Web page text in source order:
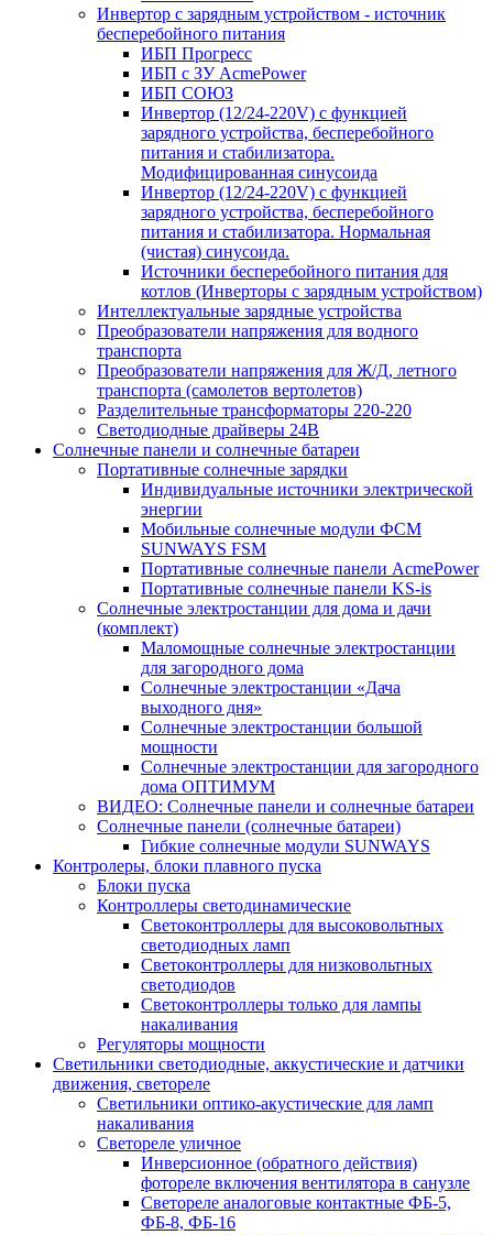
Инвертор с зарядным устройством - источник
бесперебойного питания
ИБП Прогресс
ИБП с ЗУ AcmePower
ИБП СОЮЗ
Инвертор (12/24-220V) с функцией
зарядного устройства, бесперебойного
питания и стабилизатора.
Модифицированная синусоида
Инвертор (12/24-220V) с функцией
зарядного устройства, бесперебойного
питания и стабилизатора. Нормальная
(чистая) синусоида.
Источники бесперебойного питания для
котлов (Инверторы с зарядным устройством)
Интеллектуальные зарядные устройства
Преобразователи напряжения для водного
транспорта
Преобразователи напряжения для Ж/Д, летного
транспорта (самолетов вертолетов)
Разделительные трансформаторы 220-220
Светодиодные драйверы 24В
Солнечные панели и солнечные батареи
Портативные солнечные зарядки
Индивидуальные источники электрической
энергии
Мобильные солнечные модули ФСМ
SUNWAYS FSM
Портативные солнечные панели AcmePower
Портативные солнечные панели KS-is
Солнечные электростанции для дома и дачи
(комплект)
Маломощные солнечные электростанции
для загородного дома
Солнечные электростанции «Дача
выходного дня»
Солнечные электростанции большой
мощности
Солнечные электростанции для загородного
дома ОПТИМУМ
ВИДЕО: Солнечные панели и солнечные батареи
Солнечные панели (солнечные батареи)
Гибкие солнечные модули SUNWAYS
Контролеры, блоки плавного пуска
Блоки пуска
Контроллеры светодинамические
Светоконтроллеры для высоковольтных
светодиодных ламп
Светоконтроллеры для низковольтных
светодиодов
Светоконтроллеры только для лампы
накаливания
Регуляторы мощности
Светильники светодиодные, аккустические и датчики
движения, светореле
Светильники оптико-акустические для ламп
накаливания
Светореле уличное
Инверсионное (обратного действия)
фотореле включения вентилятора в санузле
Светореле аналоговые контактные ФБ-5,
ФБ-8, ФБ-16